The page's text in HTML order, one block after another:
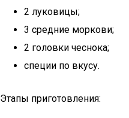
2 луковицы;
3 средние моркови;
2 головки чеснока;
специи по вкусу.
Этапы приготовления: